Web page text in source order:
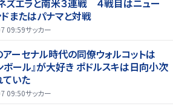
またはパナマと対戦
09:59サッカー
ーセナル時代の同僚ウォルコットは
ボール』が大好き ポドルスキは日向小次
いた
09:50サッカー